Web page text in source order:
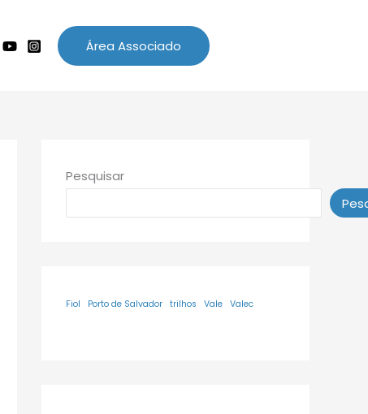
Área Associado
Pesquisar
Fiol Porto de Salvador trilhos Vale Valec